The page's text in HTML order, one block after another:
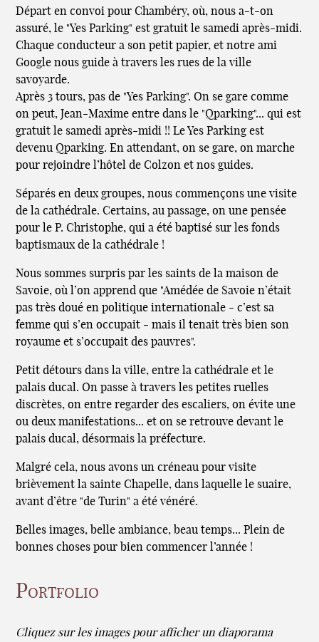
Départ en convoi pour Chambéry, où, nous a-t-on
assuré, le "Yes Parking" est gratuit le samedi après-midi.
Chaque conducteur a son petit papier, et notre ami
Google nous guide à travers les rues de la ville
savoyarde.
Après 3 tours, pas de "Yes Parking". On se gare comme
on peut, Jean-Maxime entre dans le "Qparking"... qui est
gratuit le samedi après-midi !! Le Yes Parking est
devenu Qparking. En attendant, on se gare, on marche
pour rejoindre l’hôtel de Colzon et nos guides.
Séparés en deux groupes, nous commençons une visite
de la cathédrale. Certains, au passage, on une pensée
pour le P. Christophe, qui a été baptisé sur les fonds
baptismaux de la cathédrale !
Nous sommes surpris par les saints de la maison de
Savoie, où l’on apprend que "Amédée de Savoie n’était
pas très doué en politique internationale - c’est sa
femme qui s’en occupait - mais il tenait très bien son
royaume et s’occupait des pauvres".
Petit détours dans la ville, entre la cathédrale et le
palais ducal. On passe à travers les petites ruelles
discrètes, on entre regarder des escaliers, on évite une
ou deux manifestations... et on se retrouve devant le
palais ducal, désormais la préfecture.
Malgré cela, nous avons un créneau pour visite
brièvement la sainte Chapelle, dans laquelle le suaire,
avant d’être "de Turin" a été vénéré.
Belles images, belle ambiance, beau temps... Plein de
bonnes choses pour bien commencer l’année !
Portfolio
Cliquez sur les images pour afficher un diaporama